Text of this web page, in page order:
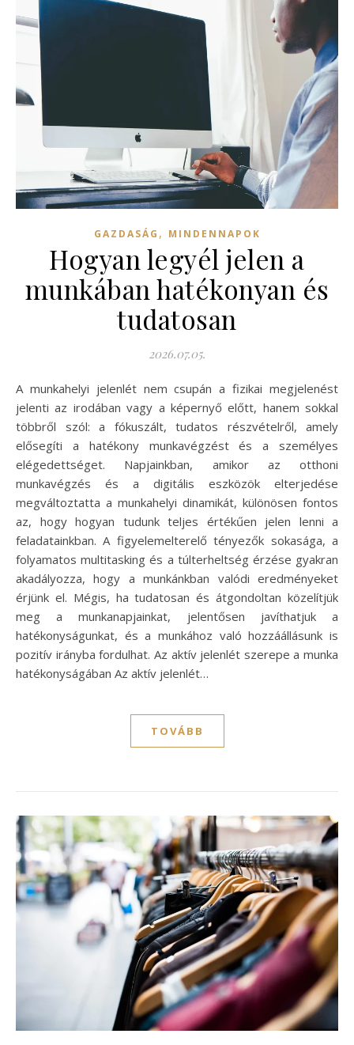
GAZDASÁG , MINDENNAPOK
Hogyan legyél jelen a
munkában hatékonyan és
tudatosan
2026.07.05.
A munkahelyi jelenlét nem csupán a fizikai megjelenést
jelenti az irodában vagy a képernyő előtt, hanem sokkal
többről szól: a fókuszált, tudatos részvételről, amely
elősegíti a hatékony munkavégzést és a személyes
elégedettséget. Napjainkban, amikor az otthoni
munkavégzés és a digitális eszközök elterjedése
megváltoztatta a munkahelyi dinamikát, különösen fontos
az, hogy hogyan tudunk teljes értékűen jelen lenni a
feladatainkban. A figyelemelterelő tényezők sokasága, a
folyamatos multitasking és a túlterheltség érzése gyakran
akadályozza, hogy a munkánkban valódi eredményeket
érjünk el. Mégis, ha tudatosan és átgondoltan közelítjük
meg a munkanapjainkat, jelentősen javíthatjuk a
hatékonyságunkat, és a munkához való hozzáállásunk is
pozitív irányba fordulhat. Az aktív jelenlét szerepe a munka
hatékonyságában Az aktív jelenlét…
TOVÁBB